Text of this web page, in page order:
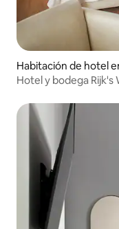
Habitación de hotel
Hotel y bodega Rijk's